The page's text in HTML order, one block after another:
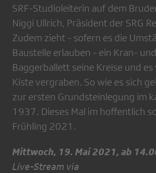
SRF-Studioleiterin auf dem
Niggi Ullrich, Präsident der SRG
Zudem zieht - sofern es die
Baustelle erlauben - ein Kran- und
Baggerballett seine Kreise und es
Kiste vergraben. So wie es sich
zur ersten Grundsteinlegung im
1937. Dieses Mal im hoffentlich
Frühling 2021.
Mittwoch, 19. Mai 2021, ab
Live-Stream via